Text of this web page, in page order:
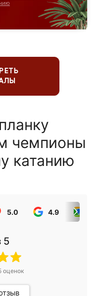
чемпионы
катанию
5.0 4.9
5
оценок